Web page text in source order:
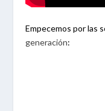
Empecemos por las
generación: